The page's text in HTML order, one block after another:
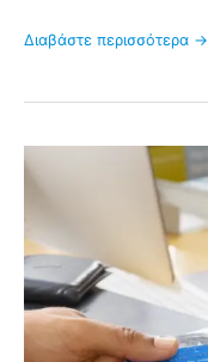
Διαβάστε περισσότερα →
Αποδοχή
κάρτα
χρησιμοποιώντας
τερματικό
FooSales
και